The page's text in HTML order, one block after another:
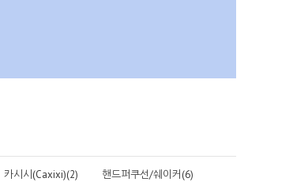
카시시(Caxixi)(2) 핸드퍼쿠선/쉐이커(6)